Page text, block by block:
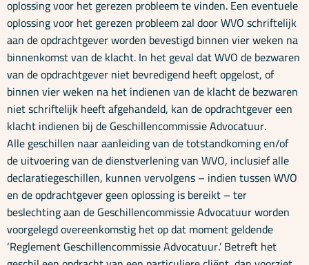
oplossing voor het gerezen probleem te vinden. Een eventuele
oplossing voor het gerezen probleem zal door WVO schriftelijk
aan de opdrachtgever worden bevestigd binnen vier weken na
binnenkomst van de klacht. In het geval dat WVO de bezwaren
van de opdrachtgever niet bevredigend heeft opgelost, of
binnen vier weken na het indienen van de klacht de bezwaren
niet schriftelijk heeft afgehandeld, kan de opdrachtgever een
klacht indienen bij de Geschillencommissie Advocatuur.
Alle geschillen naar aanleiding van de totstandkoming en/of
de uitvoering van de dienstverlening van WVO, inclusief alle
declaratiegeschillen, kunnen vervolgens – indien tussen WVO
en de opdrachtgever geen oplossing is bereikt – ter
beslechting aan de Geschillencommissie Advocatuur worden
voorgelegd overeenkomstig het op dat moment geldende
‘Reglement Geschillencommissie Advocatuur.’ Betreft het